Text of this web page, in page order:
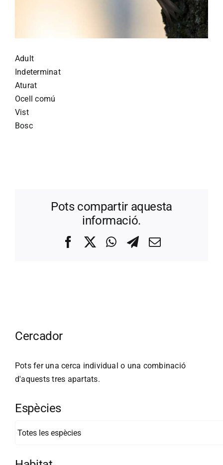
Adult
Indeterminat
Aturat
Ocell comú
Vist
Bosc
Pots compartir aquesta
informació.
FacebookWhatsApp
Telegram
Correo
Cercador
Pots fer una cerca individual o una combinació
d'aquests tres apartats.
Espècies